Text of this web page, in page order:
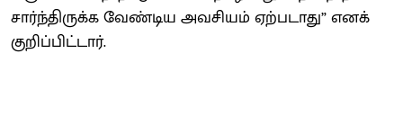
சார்ந்திருக்க வேண்டிய அவசியம் ஏற்படாது” எனக்
குறிப்பிட்டார்.